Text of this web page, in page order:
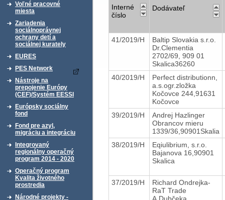
Voľné pracovné
miesta
Zariadenia
sociálnoprávnej
ochrany detí a
sociálnej kurately
EURES
PES Network
Nástroje na
prepojenie Európy
(CEF)/Systém EESSI
Európsky sociálny
fond
Fond pre azyl,
migráciu a integráciu
Integrovaný
regionálny operačný
program 2014 - 2020
Operačný program
Kvalita životného
prostredia
Národné projekty -
Interné
číslo
Dodávateľ
41/2019/H
Baltip Slovakia s.r.o.
Dr.Clementia
2702/69, 909 01
Skalica36260
40/2019/H
Perfect distributionn,
a.s.ogr.zložka
Kočovce 244,91631
Kočovce
39/2019/H
Andrej Hazlinger
Obrancov mieru
1339/36,90901Skalia
38/2019/H
Eqiulibrium, s.r.o.
Bajanova 16,90901
Skalica
37/2019/H
Richard Ondrejka-
RaT Trade